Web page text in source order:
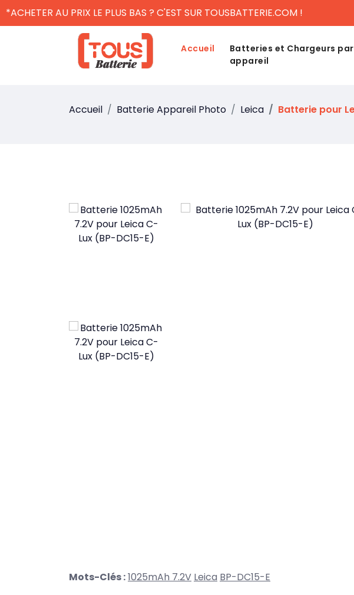
*ACHETER AU PRIX LE PLUS BAS ? C'EST SUR TOUSBATTERIE.COM !
Accueil
Batteries et Chargeurs par
appareil
Accueil Batterie Appareil Photo Leica Batterie pour
Mots-Clés :1025mAh 7.2V Leica BP-DC15-E